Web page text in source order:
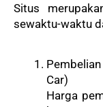
Situs
sewaktu-waktu
Car)
Harga